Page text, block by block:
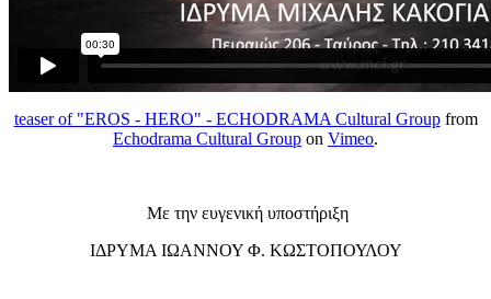
teaser of "EROS - HERO" - ECHODRAMA Cultural Groupfrom
Echodrama Cultural Group on Vimeo.
Με την ευγενική υποστήριξη
ΙΔΡΥΜΑ ΙΩΑΝΝΟΥ Φ. ΚΩΣΤΟΠΟΥΛΟΥ